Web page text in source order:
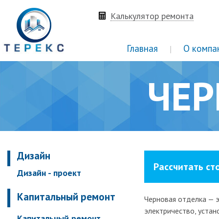
Калькулятор ремонта
Главная
О
Схема
Оплата
Акции
Дизайн
Дизайн - проект
Капитальный ремонт
Рассчитать
Черновая отделка —
электричество,